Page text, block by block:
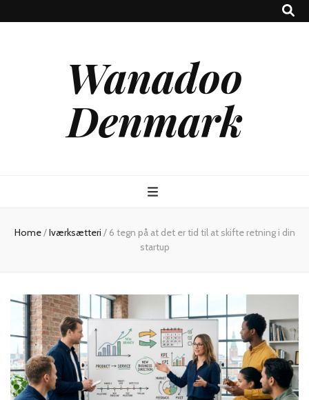
Wanadoo
Denmark
Home/Iværksætteri / 6 tegn på at det er tid til at skifte retning i din
startup